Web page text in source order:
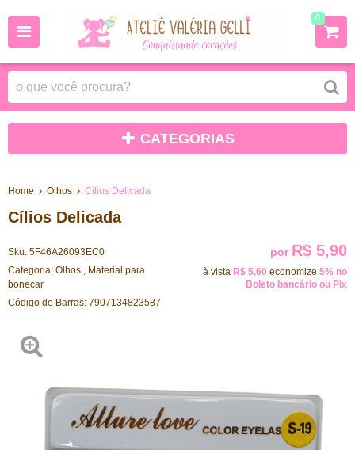
0
CATEGORIAS
Home Olhos Cílios Delicada
Cílios Delicada
Sku: 5F46A26093EC0
Categoria: Olhos
Material para
bonecar
Código de Barras: 7907134823587
por R$ 5,90
à vista R$ 5,60 economize 5% no
Boleto bancário ou Pix